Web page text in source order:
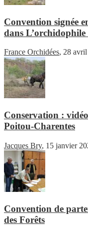
Convention signée
dans L’orchidophile
France Orchidées, 28
Conservation :
Poitou-Charentes
Jacques Bry, 15 janvier
Convention de
des Forêts